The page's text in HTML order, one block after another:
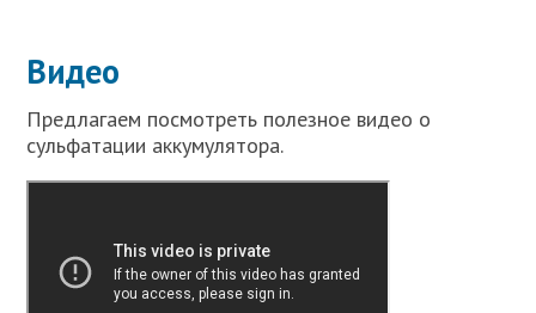
Видео
Предлагаем посмотреть полезное видео о
сульфатации аккумулятора.